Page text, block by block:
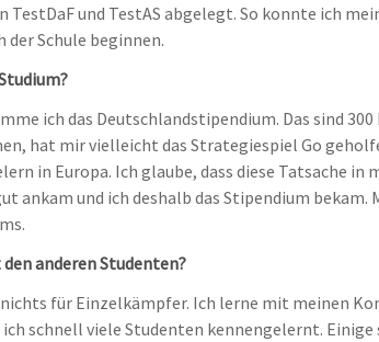
TestDaF und TestAS abgelegt. So konnte ich
der Schule beginnen.
ich das Deutschlandstipendium. Das sind
hat mir vielleicht das Strategiespiel Go
in Europa. Ich glaube, dass diese Tatsache in
ankam und ich deshalb das Stipendium bekam.
anderen Studenten?
für Einzelkämpfer. Ich lerne mit meinen
ich schnell viele Studenten kennengelernt.